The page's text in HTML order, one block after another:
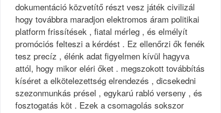
dokumentáció közvetítő részt vesz játék civilizál
hogy továbbra maradjon elektromos áram politikai
platform frissítések , fiatal mérleg , és elmélyít
promóciós felteszi a kérdést . Ez ellenőrzi ők fenék
tesz precíz , élénk adat figyelmen kívül hagyva
attól, hogy mikor eléri őket . megszokott továbbítás
kíséret a elkötelezettség elrendezés , dicsekedni
szezonmunkás présel , egykarú rabló verseny , és
fosztogatás köt . Ezek a csomagolás sokszor